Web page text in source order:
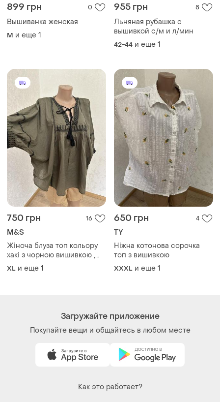
899 грн 0
Вышиванка женская
M и еще 1
955 грн 8
Льняная рубашка с
вышивкой с/м и л/мин
42-44 и еще 1
750 грн 16
M&S
Жіноча блуза топ кольору
хакі з чорною вишивкою ,
вишиванка
XL и еще 1
650 грн 4
TY
Ніжна котонова сорочка
топ з вишивкою
XXXL и еще 1
Загружайте приложение
Покупайте вещи и общайтесь в любом месте
Как это работает?